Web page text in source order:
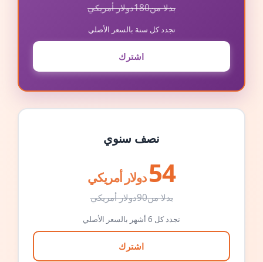
بدلا من180دولار أمريكي
تجدد كل سنة بالسعر الأصلي
اشترك
نصف سنوي
54 دولار أمريكي
بدلا من90دولار أمريكي
تجدد كل 6 أشهر بالسعر الأصلي
اشترك